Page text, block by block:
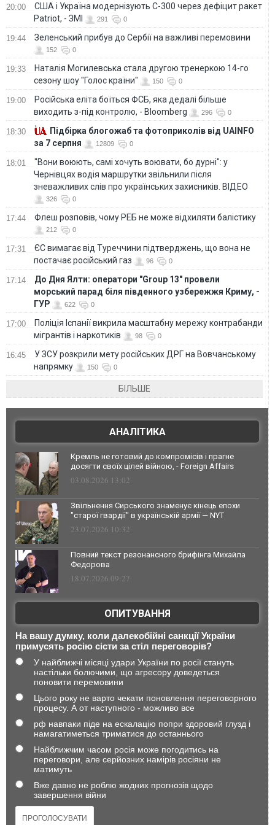
20:00
США і Україна модернізують С-300 через дефіцит ракет
Patriot, - ЗМІ
291 0
19:44 Зеленський прибув до Сербії на важливі перемовини
152 0
19:33
Наталія Могилевська стала другою тренеркою 14-го
сезону шоу "Голос країни"
150 0
19:00
Російська еліта боїться ФСБ, яка дедалі більше
виходить з-під контролю, - Bloomberg
296 0
18:30
Підбірка блогожаб та фотоприколів від UAINFO
за 7 серпня
12809 0
18:01
"Вони воюють, самі хочуть воювати, бо дурні": у
Чернівцях водія маршрутки звільнили після
зневажливих слів про українських захисників. ВІДЕО
326 0
17:44 Флеш розповів, чому РЕБ не може відхиляти балістику
212 0
17:31
ЄС вимагає від Туреччини підтверджень, що вона не
постачає російський газ
96 0
17:14
До Дня Ялти: оператори "Group 13" провели
морський парад біля південного узбережжя Криму, -
ГУР
622 0
17:00
Поліція Іспанії викрила масштабну мережу контрабанди
мігрантів і наркотиків
98 0
16:45
У ЗСУ розкрили мету російських ДРГ на Вовчанському
напрямку
150 0
БІЛЬШЕ
АНАЛІТИКА
Кремль не готовий до компромісів і прагне
досягти своїх цілей війною, - Foreign Affairs
03.08.2026 13:02
Звільнення Сирського знаменує кінець епохи
"старої гвардії" в українській армії — NYT
23.07.2026 10:32
Повний текст резонансного брифінга Михайла
Федорова
18.07.2026 09:27
ОПИТУВАННЯ
На вашу думку, коли далекобійні санкції України
примусять росію сісти за стіл переговорів?
У найближчі місяці удари України по росії стануть
настільки болючими, що агресору доведеться
поновити перемовини
Цього року не варто чекати поновлення переговорного
процесу. А от наступного - можливо все
рф навпаки піде на ескалацію попри здоровий глузд і
намагатиметься триматися до останнього
Найближчим часом росія може погодитись на
переговори, але серйозних намірів росіяни не
матимуть
Вже давно не роблю жодних прогнозів щодо
завершення війни